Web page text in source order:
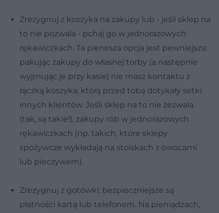
Zrezygnuj z koszyka na zakupy lub - jeśli sklep na
to nie pozwala - pchaj go w jednorazowych
rękawiczkach. Ta pierwsza opcja jest pewniejsza:
pakując zakupy do własnej torby (a następnie
wyjmując je przy kasie) nie masz kontaktu z
rączką koszyka, którą przed tobą dotykały setki
innych klientów. Jeśli sklep na to nie zezwala
(tak, są takie!), zakupy rób w jednorazowych
rękawiczkach (np. takich, które sklepy
spożywcze wykładają na stoiskach z owocami
lub pieczywem).
Zrezygnuj z gotówki: bezpieczniejsze są
płatności kartą lub telefonem. Na pieniądzach,